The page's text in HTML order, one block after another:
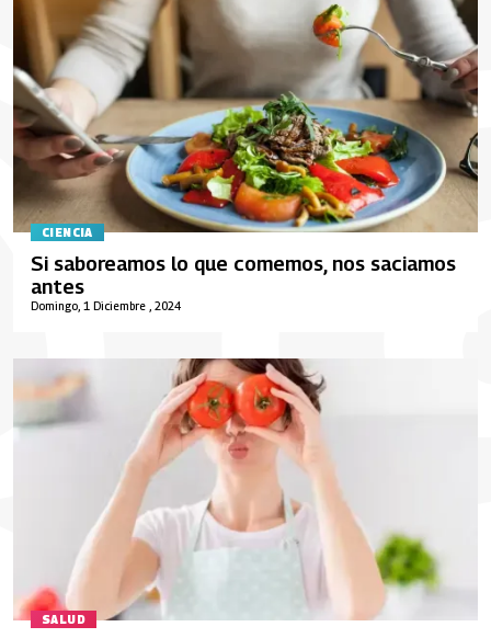
CIENCIA
Domingo, 1 Diciembre , 2024
Si saboreamos lo que comemos, nos saciamos
antes
SALUD